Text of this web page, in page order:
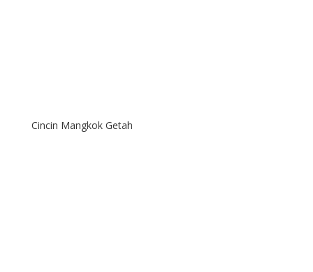
Cincin Mangkok Getah